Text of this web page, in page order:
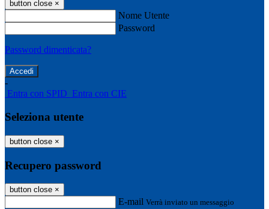
button close ×
Nome Utente
Password
Password dimenticata?
-
Entra con SPID Entra con CIE
Seleziona utente
button close ×
Recupero password
button close ×
E-mail Verrà inviato un messaggio